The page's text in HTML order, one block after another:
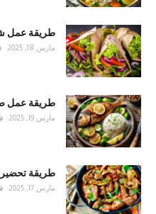
طريقة عمل
مارس 18, 2025
طريقة عمل
مارس 19, 2025
طريقة تحضير
مارس 17, 2025